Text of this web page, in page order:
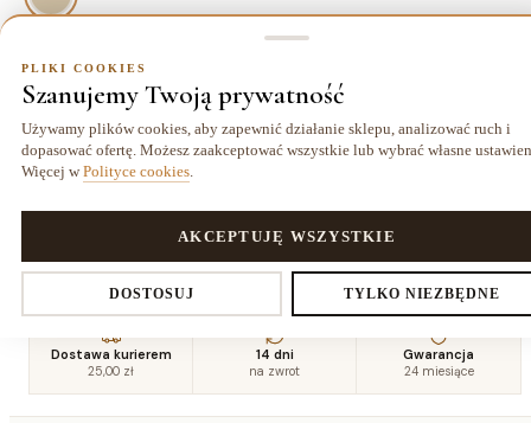
ROZMIAR: 80x150 cm
80x150 cm
104,00 zł
120x170 cm
175,50 zł
140x190 cm
227,50 zł
160x220
cm
180x270
200x290
cm
Dostawa kurierem
25,00 zł
14 dni
na zwrot
Gwarancja
24 miesiące
PLIKI COOKIES
Szanujemy Twoją prywatność
Używamy plików cookies, aby zapewnić działanie sklepu, analizować ruch i
dopasować ofertę. Możesz zaakceptować wszystkie lub wybrać własne
Więcej w Polityce cookies
DOSTOSUJ TYLKO NIEZBĘDNE
AKCEPTUJĘ WSZYSTKIE
Ustawienia prywatności
Decydujesz, które dane zbieramy. Niezbędne pliki cookies są